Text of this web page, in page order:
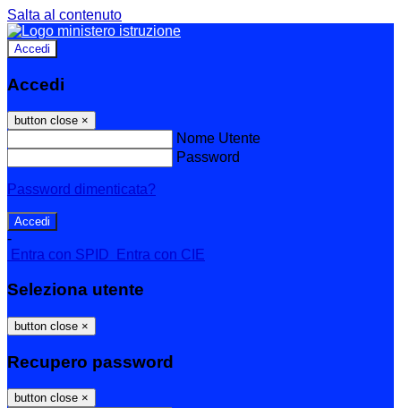
Salta al contenuto
Accedi
Accedi
button close ×
Nome Utente
Password
Password dimenticata?
-
Entra con SPID
Entra con CIE
Seleziona utente
button close ×
Recupero password
button close ×